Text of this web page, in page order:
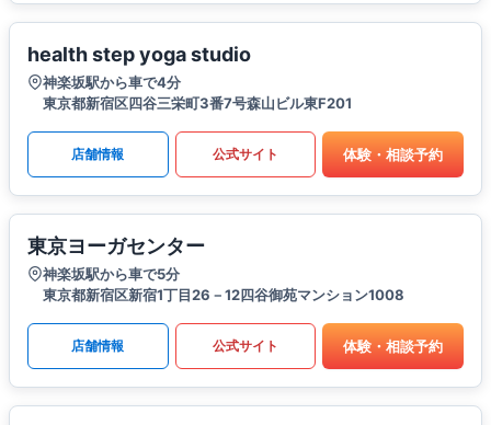
health step yoga studio
神楽坂駅から車で4分
東京都新宿区四谷三栄町3番7号森山ビル東F201
店舗情報 公式サイト 体験・相談予約
東京ヨーガセンター
神楽坂駅から車で5分
東京都新宿区新宿1丁目26－12四谷御苑マンション1008
店舗情報 公式サイト 体験・相談予約